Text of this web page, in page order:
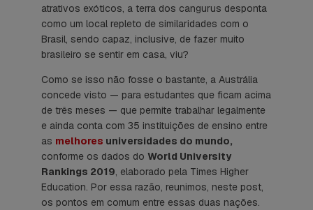
atrativos exóticos, a terra dos cangurus desponta
como um local repleto de similaridades com o
Brasil, sendo capaz, inclusive, de fazer muito
brasileiro se sentir em casa, viu?
Como se isso não fosse o bastante, a Austrália
concede visto — para estudantes que ficam acima
de três meses — que permite trabalhar legalmente
e ainda conta com 35 instituições de ensino entre
as melhores universidades do mundo,
conforme os dados do World University
Rankings 2019, elaborado pela Times Higher
Education. Por essa razão, reunimos, neste post,
os pontos em comum entre essas duas nações.